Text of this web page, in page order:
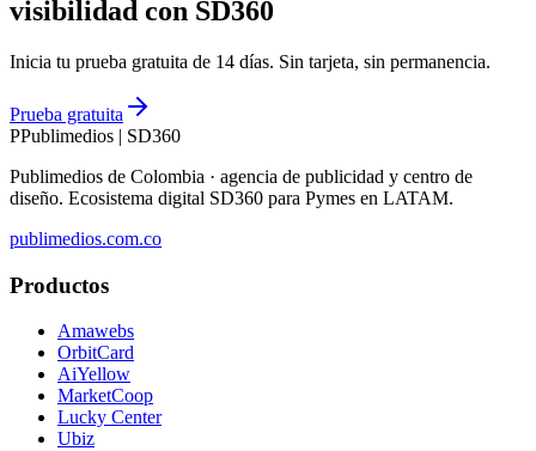
visibilidad con SD360
Inicia tu prueba gratuita de 14 días. Sin tarjeta, sin permanencia.
Prueba gratuita
PPublimedios | SD360
Publimedios de Colombia · agencia de publicidad y centro de
diseño. Ecosistema digital SD360 para Pymes en LATAM.
publimedios.com.co
Productos
Amawebs
OrbitCard
AiYellow
MarketCoop
Lucky Center
Ubiz